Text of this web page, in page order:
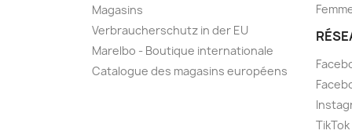
Magasins
Verbraucherschutz in der EU
Marelbo - Boutique internationale
Catalogue des magasins européens
TikTok